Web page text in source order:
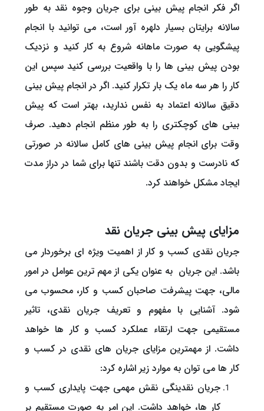
اگر فکر انجام پیش بینی برای جریان وجوه نقد به طور
سالانه برایتان بسیار دلهره آور است، می توانید با انجام
پیشگویی به صورت ماهانه شروع به کار کنید و نزدیک
بودن پیش بینی ها را با واقعیت بررسی کنید سپس این
کار را هر سه ماه یک بار تکرار کنید. اگر در انجام پیش بینی
دقیق سالانه اعتماد به نفس ندارید، بهتر است که پیش
بینی های کوچکتری را به طور منظم انجام دهید. صرف
وقت برای انجام پیش بینی های کامل سالانه در صورتی
که نادرست و بدون دقت باشند تنها برای شما در دراز مدت
ایجاد مشکل خواهند کرد.
مزایای پیش بینی جریان نقد
جریان نقدی کسب و کار از اهمیت ویژه ای برخوردار می
باشد. این جریان به عنوان یکی از مهم ‌ترین عوامل در امور
مالی، جهت پیشرفت صاحبان کسب و کار، محسوب می
شود. آشنایی با مفهوم و تعریف جریان نقدی، تاثیر
مستقیمی جهت ارتقاء عملکرد کسب و کار ها خواهد
داشت. از مهمترین مزایای جریان های نقدی در کسب و
کار ها می ‌توان به موارد زیر اشاره کرد:
جریان نقدینگی نقش مهمی جهت پایداری کسب و
کار ها، خواهد داشت. این امر به صورت مستقیم بر